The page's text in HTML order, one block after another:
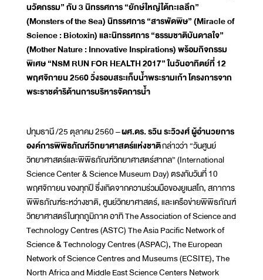
นวัตกรรม” กับ 3 นิทรรศการ “ยักษ์ใหญ่ใต้ทะเลลึก”
(Monsters of the Sea) นิทรรศการ “สารพัดพิษ” (Miracle of
Science : Biotoxin) และนิทรรศการ “ธรรมชาติบันดาลใจ”
(Mother Nature : Innovative Inspirations) พร้อมกิจกรรม
พิเศษ “NSM RUN FOR HEALTH 2017” ในวันอาทิตย์ที่ 12
พฤศจิกายน 2560 วิ่งรอบสระเก็บน้ำพระรามเก้า โครงการจาก
พระราชดำริด้านการบริหารจัดการน้ำ
ปทุมธานี /25 ตุลาคม 2560 –ผศ.ดร. รวิน ระวิวงศ์ ผู้อำนวยการ
องค์การพิพิธภัณฑ์วิทยาศาสตร์แห่งชาติกล่าวว่า “วันศูนย์
วิทยาศาสตร์และพิพิธภัณฑ์วิทยาศาสตร์สากล” (International
Science Center & Science Museum Day) ตรงกับวันที่ 10
พฤศจิกายน ของทุกปี ซึ่งเกิดจากความร่วมมือของยูเนสโก, สภาการ
พิพิธภัณฑ์ระหว่างชาติ, ศูนย์วิทยาศาสตร์, และเครือข่ายพิพิธภัณฑ์
วิทยาศาสตร์ในทุกภูมิภาค อาทิ The Association of Science and
Technology Centres (ASTC) The Asia Pacific Network of
Science & Technology Centres (ASPAC), The European
Network of Science Centres and Museums (ECSITE), The
North Africa and Middle East Science Centers Network